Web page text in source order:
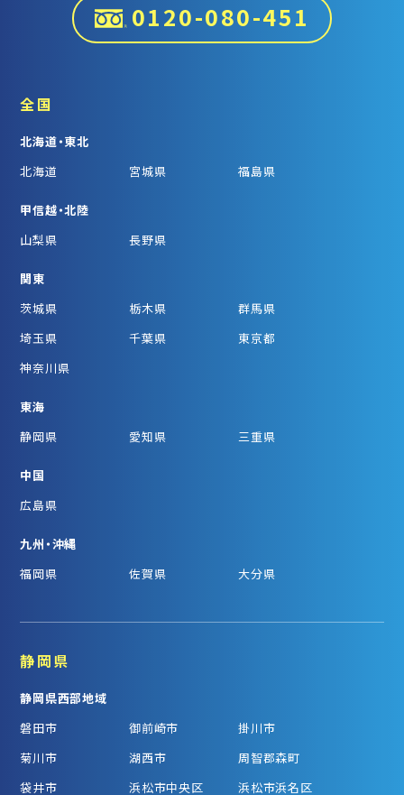
0120-080-451
全国
北海道・東北
北海道
宮城県 福島県
甲信越・北陸
山梨県
長野県
関東
茨城県
栃木県
群馬県
埼玉県
千葉県
東京都
神奈川県
東海
静岡県
愛知県 三重県
中国
広島県
九州・沖縄
福岡県
佐賀県 大分県
静岡県
静岡県西部地域
磐田市
御前崎市
掛川市
菊川市
湖西市
周智郡森町
袋井市
浜松市中央区 浜松市浜名区